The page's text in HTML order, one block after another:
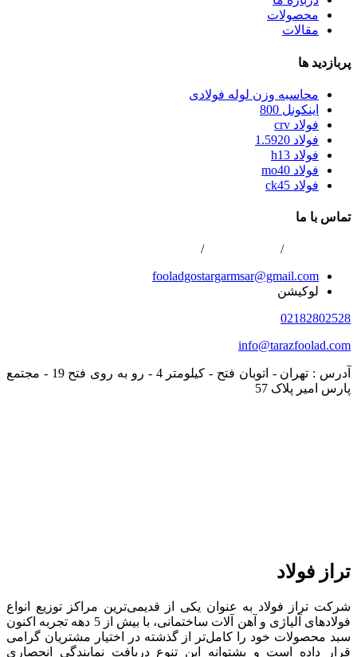
محصولات
مقالات
پربازدید ها
محاسبه وزن لوله فولادی
اینکونل 800
فولاد crv
فولاد 1.5920
فولاد h13
فولاد mo40
فولاد ck45
تماس با ما
/
/
fooladgostargarmsar@gmail.com
لوکیشن
02182802528
info@tarazfoolad.com
آدرس : تهران - اتوبان فتح - کیلومتر 4 - رو به روی فتح 19 - مجتمع
پارس امیر پلاک 57
تراز فولاد
شرکت تراز فولاد به عنوان یکی از قدیمی‌ترین مراکز توزیع انواع
فولادهای آلیاژی و آهن آلات ساختمانی، با بیش از 5 دهه تجربه اکنون
سبد محصولات خود را کامل‌تر از گذشته در اختیار مشتریان گرامی
قرار داده است و پشتوانه این تنوع دریافت نمایندگی انحصاری